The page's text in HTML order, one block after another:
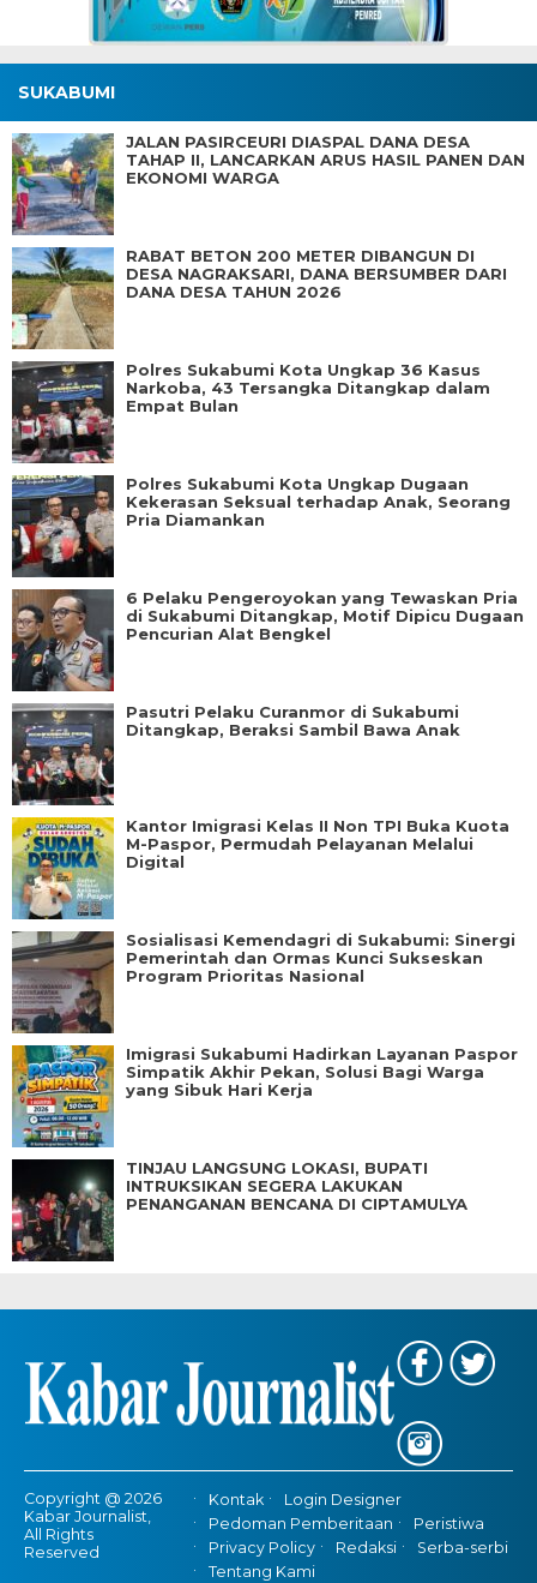
SUKABUMI
JALAN PASIRCEURI DIASPAL DANA DESA
TAHAP II, LANCARKAN ARUS HASIL PANEN DAN
EKONOMI WARGA
RABAT BETON 200 METER DIBANGUN DI
DESA NAGRAKSARI, DANA BERSUMBER DARI
DANA DESA TAHUN 2026
Polres Sukabumi Kota Ungkap 36 Kasus
Narkoba, 43 Tersangka Ditangkap dalam
Empat Bulan
Polres Sukabumi Kota Ungkap Dugaan
Kekerasan Seksual terhadap Anak, Seorang
Pria Diamankan
6 Pelaku Pengeroyokan yang Tewaskan Pria
di Sukabumi Ditangkap, Motif Dipicu Dugaan
Pencurian Alat Bengkel
Pasutri Pelaku Curanmor di Sukabumi
Ditangkap, Beraksi Sambil Bawa Anak
Kantor Imigrasi Kelas II Non TPI Buka Kuota
M-Paspor, Permudah Pelayanan Melalui
Digital
Sosialisasi Kemendagri di Sukabumi: Sinergi
Pemerintah dan Ormas Kunci Sukseskan
Program Prioritas Nasional
Imigrasi Sukabumi Hadirkan Layanan Paspor
Simpatik Akhir Pekan, Solusi Bagi Warga
yang Sibuk Hari Kerja
TINJAU LANGSUNG LOKASI, BUPATI
INTRUKSIKAN SEGERA LAKUKAN
PENANGANAN BENCANA DI CIPTAMULYA
Copyright @ 2026
Kabar Journalist,
All Rights
Reserved
Kontak
Login Designer
Pedoman Pemberitaan
Peristiwa
Privacy Policy
Redaksi
Serba-serbi
Tentang Kami